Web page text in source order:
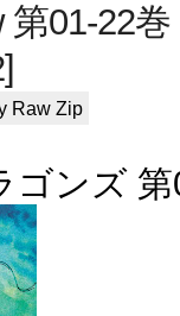
01-22巻
Raw Zip
ゴンズ